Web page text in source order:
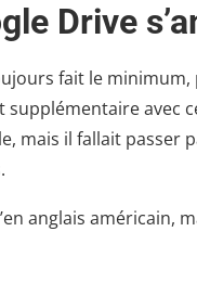
Drive
fait le
avec
mais il fallait
anglais américain,